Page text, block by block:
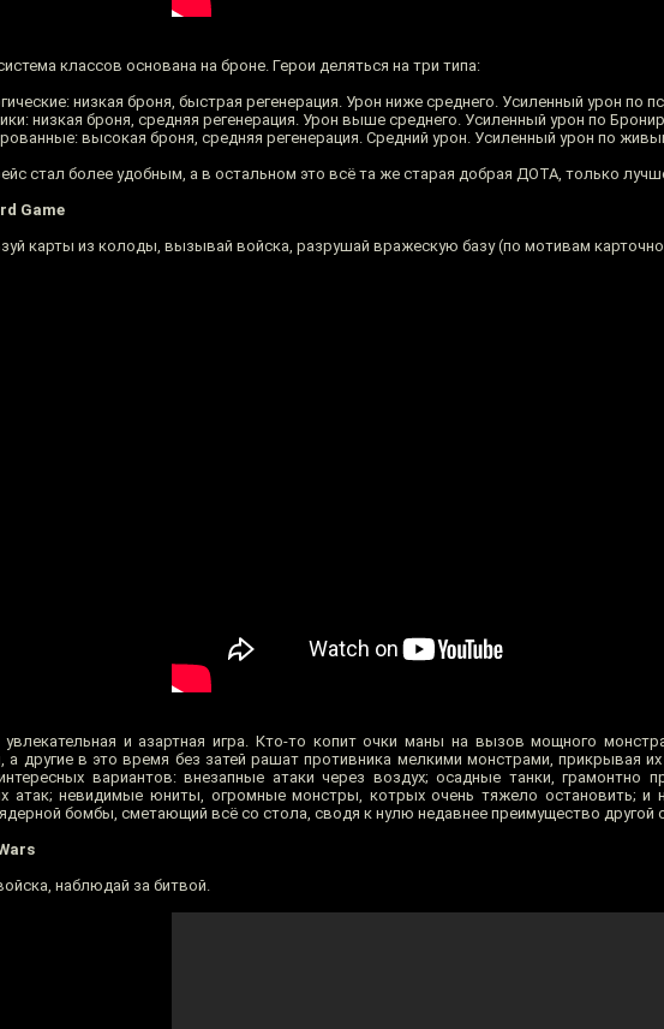
классов основана на броне. Герои деляться на три типа:
низкая броня, быстрая регенерация. Урон ниже среднего. Усиленный урон по
низкая броня, средняя регенерация. Урон выше среднего. Усиленный урон по
высокая броня, средняя регенерация. Средний урон. Усиленный урон по
стал более удобным, а в остальном это всё та же старая добрая ДОТА, только
Game
карты из колоды, вызывай войска, разрушай вражескую базу (по мотивам
увлекательная и азартная игра. Кто-то копит очки маны на вызов мощного
а другие в это время без затей рашат противника мелкими монстрами, прикрывая
вариантов: внезапные атаки через воздух; осадные танки, грамонтно
атак; невидимые юниты, огромные монстры, котрых очень тяжело остановить; и
ядерной бомбы, сметающий всё со стола, сводя к нулю недавнее преимущество другой
наблюдай за битвой.